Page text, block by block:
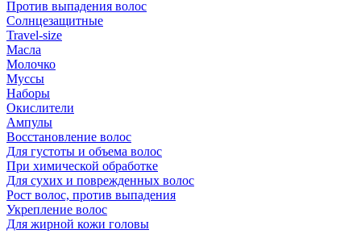
Против выпадения волос
Солнцезащитные
Travel-size
Масла
Молочко
Муссы
Наборы
Окислители
Ампулы
Восстановление волос
Для густоты и объема волос
При химической обработке
Для сухих и поврежденных волос
Рост волос, против выпадения
Укрепление волос
Для жирной кожи головы